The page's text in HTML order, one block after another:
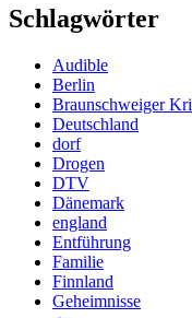
Schlagwörter
Audible
Berlin
Braunschweiger
Deutschland
dorf
Drogen
DTV
Dänemark
england
Entführung
Familie
Finnland
Geheimnisse